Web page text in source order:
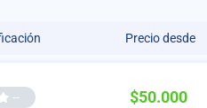
Precio desde
-- $50.000